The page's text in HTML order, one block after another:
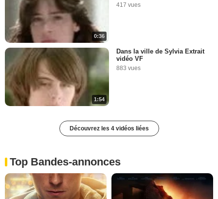
0:36
417 vues
1:54
Dans la ville de Sylvia Extrait
vidéo VF
883 vues
Découvrez les 4 vidéos liées
Top Bandes-annonces